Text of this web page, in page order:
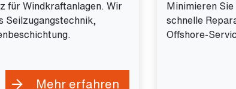
für Windkraftanlagen. Wir
Seilzugangstechnik,
Mehr erfahren
Minimieren
schnelle
Offshore-